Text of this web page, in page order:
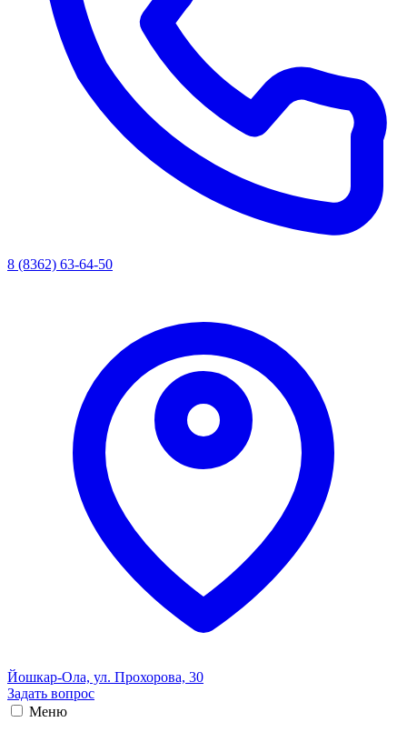
8 (8362) 63-64-50
Йошкар-Ола, ул. Прохорова, 30
Задать вопрос
Меню